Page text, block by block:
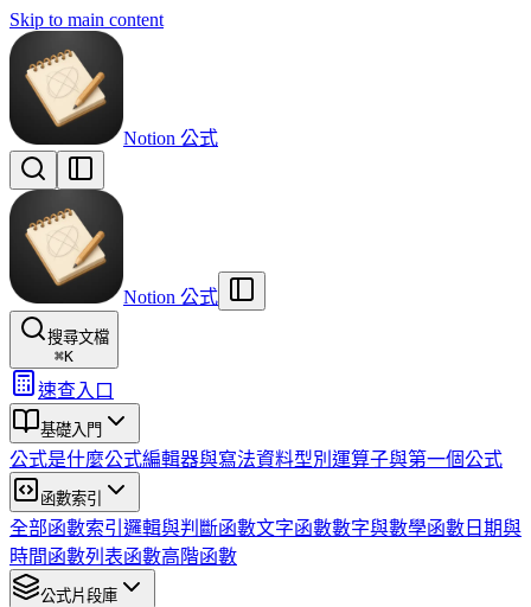
Skip to main content
Notion 公式
Notion 公式
搜尋文檔
⌘K
速查入口
基礎入門
公式是什麼公式編輯器與寫法資料型別 運算子與第一個公式
函數索引
全部函數索引 邏輯與判斷函數文字函數數字與數學函數 日期與
時間函數列表函數高階函數
公式片段庫